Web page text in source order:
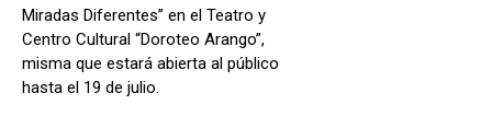
Miradas Diferentes” en el Teatro y
Centro Cultural “Doroteo Arango”,
misma que estará abierta al público
hasta el 19 de julio.